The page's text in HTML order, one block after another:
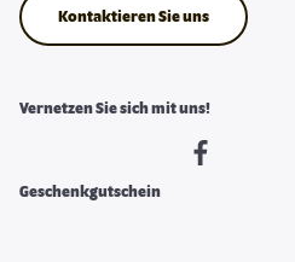
Kontaktieren Sie uns
Vernetzen Sie sich mit uns!
Geschenkgutschein